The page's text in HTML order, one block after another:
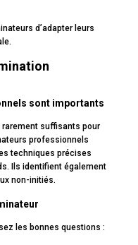
d’adapter leurs
sont importants
suffisants pour
professionnels
techniques précises
Ils identifient également
non-initiés.
les bonnes questions :